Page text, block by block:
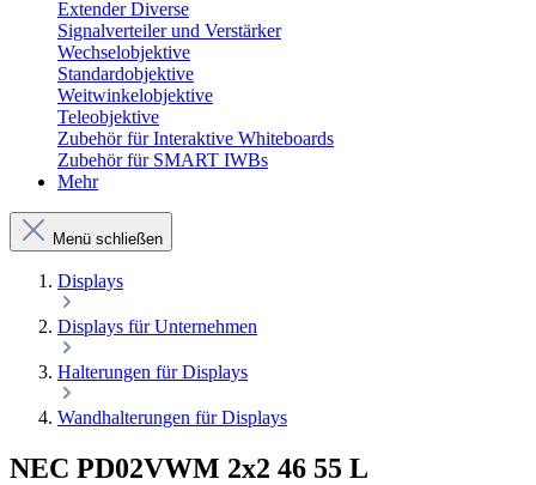
Extender Diverse
Signalverteiler und Verstärker
Wechselobjektive
Standardobjektive
Weitwinkelobjektive
Teleobjektive
Zubehör für Interaktive Whiteboards
Zubehör für SMART IWBs
Mehr
Menü schließen
Displays
Displays für Unternehmen
Halterungen für Displays
Wandhalterungen für Displays
NEC PD02VWM 2x2 46 55 L